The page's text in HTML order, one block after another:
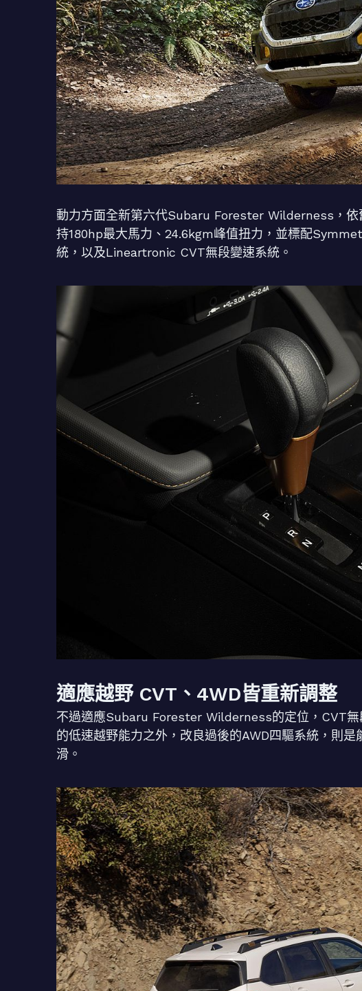
動力方面全新第六代Subaru Forester Wilderness，依
持180hp最大馬力、24.6kgm峰值扭力，並標配
統，以及Lineartronic CVT無段變速系統。
適應越野 CVT、4WD皆重新調整
不過適應Subaru Forester Wilderness的定位，CVT
的低速越野能力之外，改良過後的AWD四驅系統，則
滑。